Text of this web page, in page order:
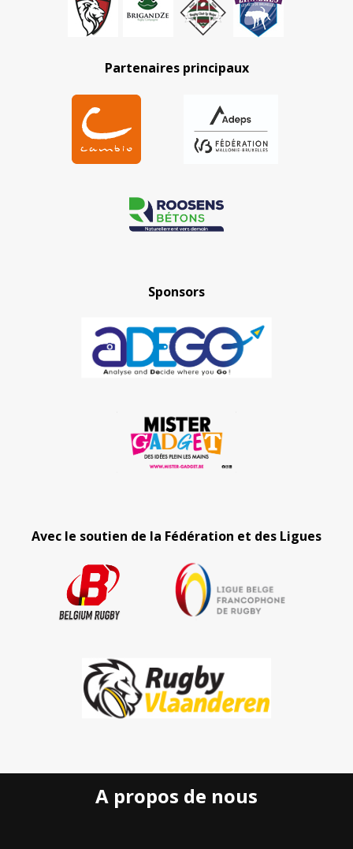
Partenaires principaux
Sponsors
Avec le soutien de la Fédération et des Ligues
A propos de nous